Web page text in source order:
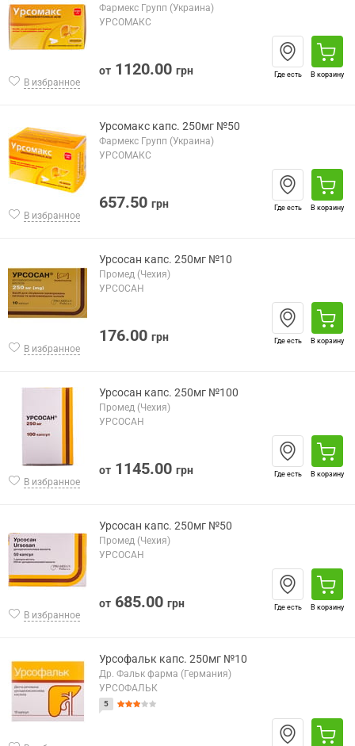
В избранное
Фармекс Групп (Украина)
УРСОМАКС
от 1120.00 грн Где есть В корзину
В избранное
Урсомакс капс. 250мг №50
Фармекс Групп (Украина)
УРСОМАКС
657.50 грн Где есть В корзину
В избранное
Урсосан капс. 250мг №10
Промед (Чехия)
УРСОСАН
176.00 грн Где есть В корзину
В избранное
Урсосан капс. 250мг №100
Промед (Чехия)
УРСОСАН
от 1145.00 грн Где есть В корзину
В избранное
Урсосан капс. 250мг №50
Промед (Чехия)
УРСОСАН
от 685.00 грн Где есть В корзину
Урсофальк капс. 250мг №10
Др. Фальк фарма (Германия)
УРСОФАЛЬК
5